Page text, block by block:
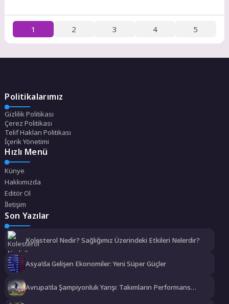
1 2 3 4 5
Politikalarımız
Gizlilik Politikası
Çerez Politikası
Telif Hakları Politikası
İçerik Yönetimi
Hızlı Menü
Künye
Hakkımızda
Editör Ol
İletişim
Son Yazılar
Kolesterol Nedir? Sağlığımız Üzerindeki Etkileri Nelerdir?
Asya’da Gelişen Ekonomiler: Yeni Süper Güçler
Avrupa’da Şampiyonluk Yarışı: Takımların Performans